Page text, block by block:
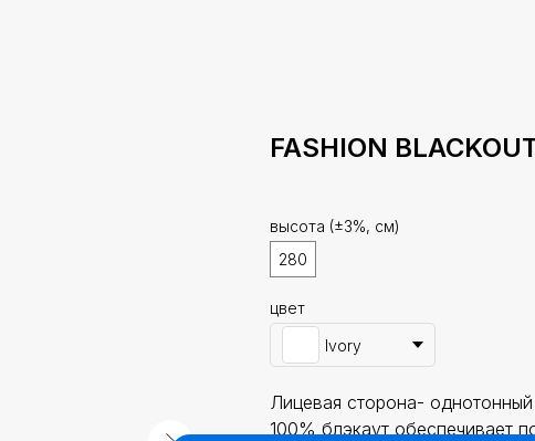
FASHION
высота (±3%, см)
280
цвет
Ivory
Лицевая сторона-
100% блэкаут обеспечивает